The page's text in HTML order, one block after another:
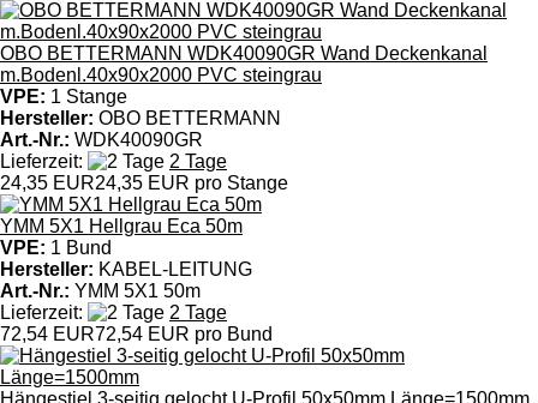
OBO BETTERMANN WDK40090GR Wand Deckenkanal
m.Bodenl.40x90x2000 PVC steingrau
VPE: 1 Stange
Hersteller: OBO BETTERMANN
Art.-Nr.: WDK40090GR
Lieferzeit:
2 Tage
24,35 EUR24,35 EUR pro Stange
YMM 5X1 Hellgrau Eca 50m
VPE: 1 Bund
Hersteller: KABEL-LEITUNG
Art.-Nr.: YMM 5X1 50m
Lieferzeit:
2 Tage
72,54 EUR72,54 EUR pro Bund
Hängestiel 3-seitig gelocht U-Profil 50x50mm Länge=1500mm